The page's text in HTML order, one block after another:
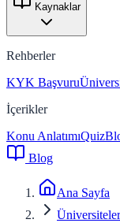
Kaynaklar
Rehberler
KYK Başvuru
İçerikler
Konu AnlatımıQuiz
Blog
Ana Sayfa
Üniversiteler